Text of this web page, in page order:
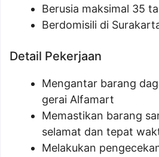
Berusia maksimal 35
Berdomisili di
Detail Pekerjaan
Mengantar barang
gerai Alfamart
Memastikan barang
selamat dan tepat
Melakukan